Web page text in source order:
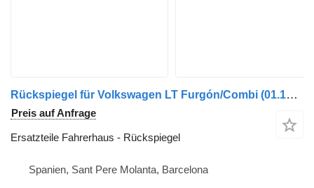
Rückspiegel für Volkswagen LT Furgón/Combi (01.1996->) LKW
Preis auf Anfrage
Ersatzteile Fahrerhaus - Rückspiegel
Spanien, Sant Pere Molanta, Barcelona